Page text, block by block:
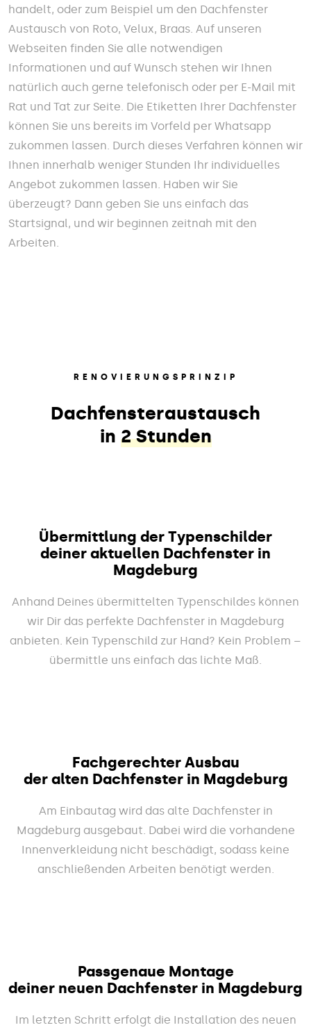
handelt, oder zum Beispiel um den Dachfenster
Austausch von Roto, Velux, Braas. Auf unseren
Webseiten finden Sie alle notwendigen
Informationen und auf Wunsch stehen wir Ihnen
natürlich auch gerne telefonisch oder per E-Mail mit
Rat und Tat zur Seite. Die Etiketten Ihrer Dachfenster
können Sie uns bereits im Vorfeld per Whatsapp
zukommen lassen. Durch dieses Verfahren können wir
Ihnen innerhalb weniger Stunden Ihr individuelles
Angebot zukommen lassen. Haben wir Sie
überzeugt? Dann geben Sie uns einfach das
Startsignal, und wir beginnen zeitnah mit den
Arbeiten.
RENOVIERUNGSPRINZIP
Dachfensteraustausch
in 2 Stunden
Übermittlung der Typenschilder
deiner aktuellen Dachfenster in
Magdeburg
Anhand Deines übermittelten Typenschildes können
wir Dir das perfekte Dachfenster in Magdeburg
anbieten. Kein Typenschild zur Hand? Kein Problem –
übermittle uns einfach das lichte Maß.
Fachgerechter Ausbau
der alten Dachfenster in Magdeburg
Am Einbautag wird das alte Dachfenster in
Magdeburg ausgebaut. Dabei wird die vorhandene
Innenverkleidung nicht beschädigt, sodass keine
anschließenden Arbeiten benötigt werden.
Passgenaue Montage
deiner neuen Dachfenster in Magdeburg
Im letzten Schritt erfolgt die Installation des neuen